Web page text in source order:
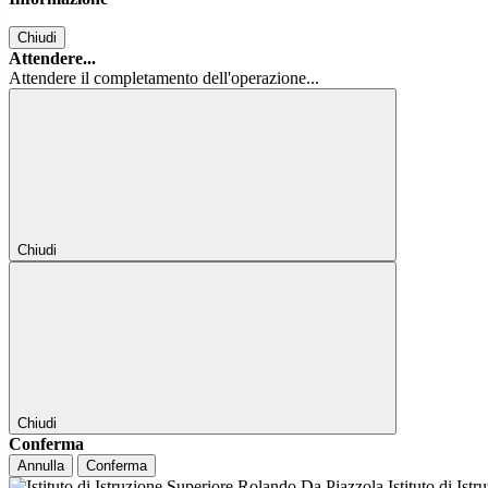
Chiudi
Attendere...
Attendere il completamento dell'operazione...
Chiudi
Chiudi
Conferma
Annulla Conferma